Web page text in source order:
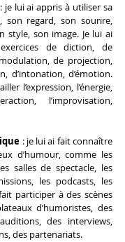
: je lui ai appris à utiliser sa
son regard, son sourire,
style, son image. Je lui ai
de diction, de
de projection,
d’intonation, d’émotion.
l’expression, l’énergie,
l’improvisation,
: je lui ai fait connaître
d’humour, comme les
salles de spectacle, les
les podcasts, les
participer à des scènes
d’humoristes, des
des interviews,
des partenariats.